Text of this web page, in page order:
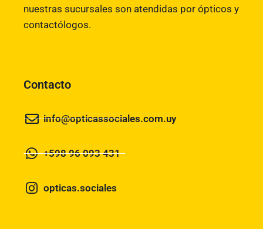
nuestras sucursales son atendidas por ópticos y
contactólogos.
Contacto
info@opticassociales.com.uy
+598 96 093 431
opticas.sociales